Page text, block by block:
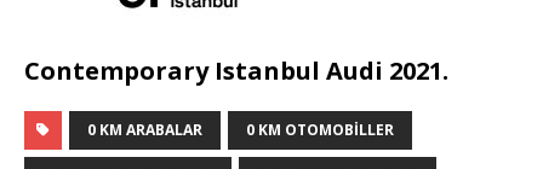
Contemporary Istanbul Audi 2021.
0 KM ARABALAR 0 KM OTOMOBILLER